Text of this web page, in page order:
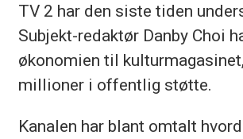
TV 2 har den siste tiden
Subjekt-redaktør Danby Choi
økonomien til
millioner i offentlig støtte.
Kanalen har blant omtalt